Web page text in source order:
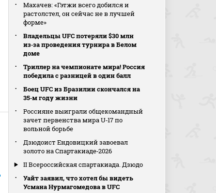
Махачев: «Гэтжи всего добился и
растолстел, он сейчас не в лучшей
форме»
Владельцы UFC потеряли $30 млн
из‑за проведения турнира в Белом
доме
Триллер на чемпионате мира! Россия
победила с разницей в один балл
Боец UFC из Бразилии скончался на
35‑м году жизни
Россияне выиграли общекомандный
зачет первенства мира U‑17 по
вольной борьбе
Дзюдоист Ендовицкий завоевал
золото на Спартакиаде‑2026
II Всероссийская спартакиада. Дзюдо
Уайт заявил, что хотел бы видеть
Усмана Нурмагомедова в UFC